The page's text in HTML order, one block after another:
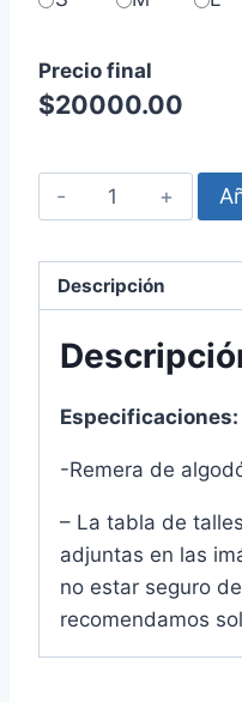
Precio final
$20000.00
Intensamente
-
cantidad
Descripción
Especificaciones:
-Remera de
– La tabla de
adjuntas en las
no estar seguro
recomendamos